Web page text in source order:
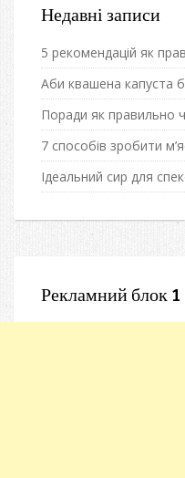
Недавні записи
5 рекомендацій як
Аби квашена капуста
Поради як правильно
7 способів зробити
Ідеальний сир для
Рекламний блок 1